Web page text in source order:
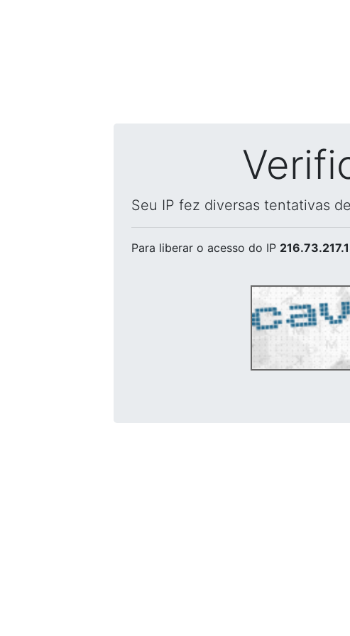
Seu IP fez diversas tentativas
Para liberar o acesso do IP